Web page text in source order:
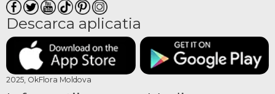
Descarca aplicatia
2025, OkFlora Moldova